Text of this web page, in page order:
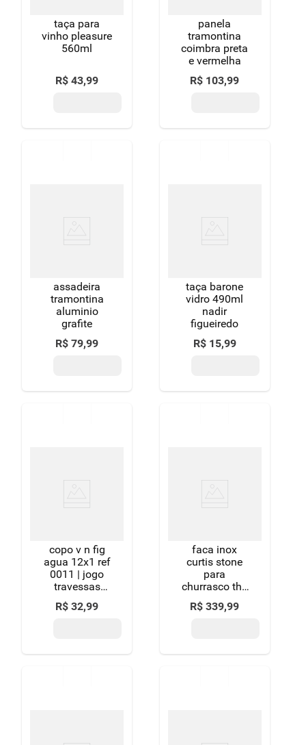
taça para
vinho pleasure
560ml
R$ 43,99
panela
tramontina
coimbra preta
e vermelha
R$ 103,99
assadeira
tramontina
aluminio
grafite
R$ 79,99
taça barone
vidro 490ml
nadir
figueiredo
R$ 15,99
copo v n fig
agua 12x1 ref
0011 | jogo
travessas
redonda
amber
R$ 32,99
faca inox
curtis stone
para
churrasco the
exclusive
collection 1
R$ 339,99